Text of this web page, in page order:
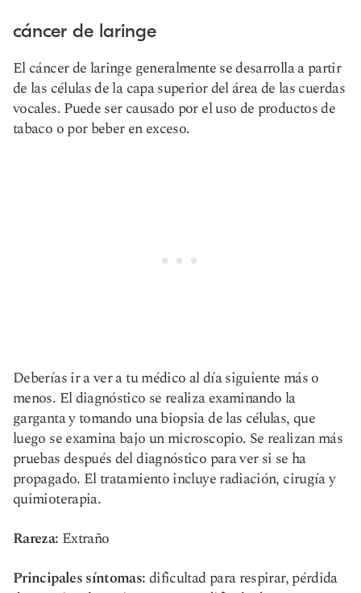
cáncer de laringe
El cáncer de laringe generalmente se desarrolla a partir
de las células de la capa superior del área de las cuerdas
vocales. Puede ser causado por el uso de productos de
tabaco o por beber en exceso.
Deberías ir a ver a tu médico al día siguiente más o
menos. El diagnóstico se realiza examinando la
garganta y tomando una biopsia de las células, que
luego se examina bajo un microscopio. Se realizan más
pruebas después del diagnóstico para ver si se ha
propagado. El tratamiento incluye radiación, cirugía y
quimioterapia.
Rareza: Extraño
Principales síntomas:dificultad para respirar, pérdida